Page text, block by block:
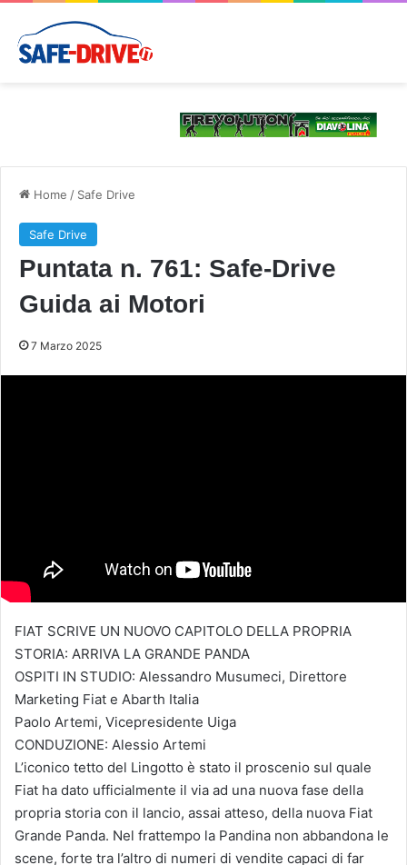
Home / Safe Drive
Safe Drive
Puntata n. 761: Safe-Drive
Guida ai Motori
7 Marzo 2025
FIAT SCRIVE UN NUOVO CAPITOLO DELLA PROPRIA
STORIA: ARRIVA LA GRANDE PANDA
OSPITI IN STUDIO: Alessandro Musumeci, Direttore
Marketing Fiat e Abarth Italia
Paolo Artemi, Vicepresidente Uiga
CONDUZIONE: Alessio Artemi
L’iconico tetto del Lingotto è stato il proscenio sul quale
Fiat ha dato ufficialmente il via ad una nuova fase della
propria storia con il lancio, assai atteso, della nuova Fiat
Grande Panda. Nel frattempo la Pandina non abbandona le
scene, forte tra l’altro di numeri di vendite capaci di far